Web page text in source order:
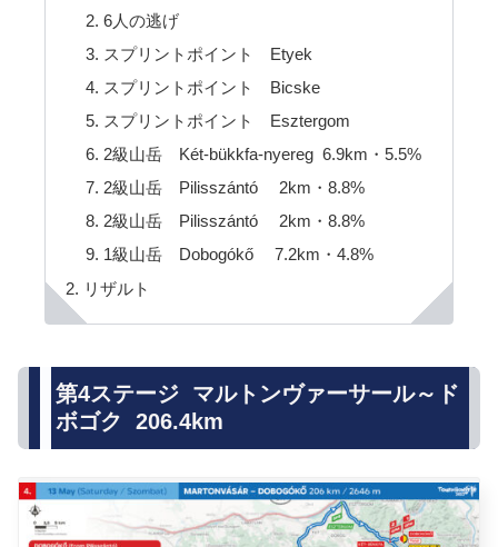
6人の逃げ
スプリントポイント Etyek
スプリントポイント Bicske
スプリントポイント Esztergom
2級山岳 Két-bükkfa-nyereg 6.9km・5.5%
2級山岳 Pilisszántó 2km・8.8%
2級山岳 Pilisszántó 2km・8.8%
1級山岳 Dobogókő 7.2km・4.8%
リザルト
第4ステージ マルトンヴァーサール～ド
ボゴク 206.4km